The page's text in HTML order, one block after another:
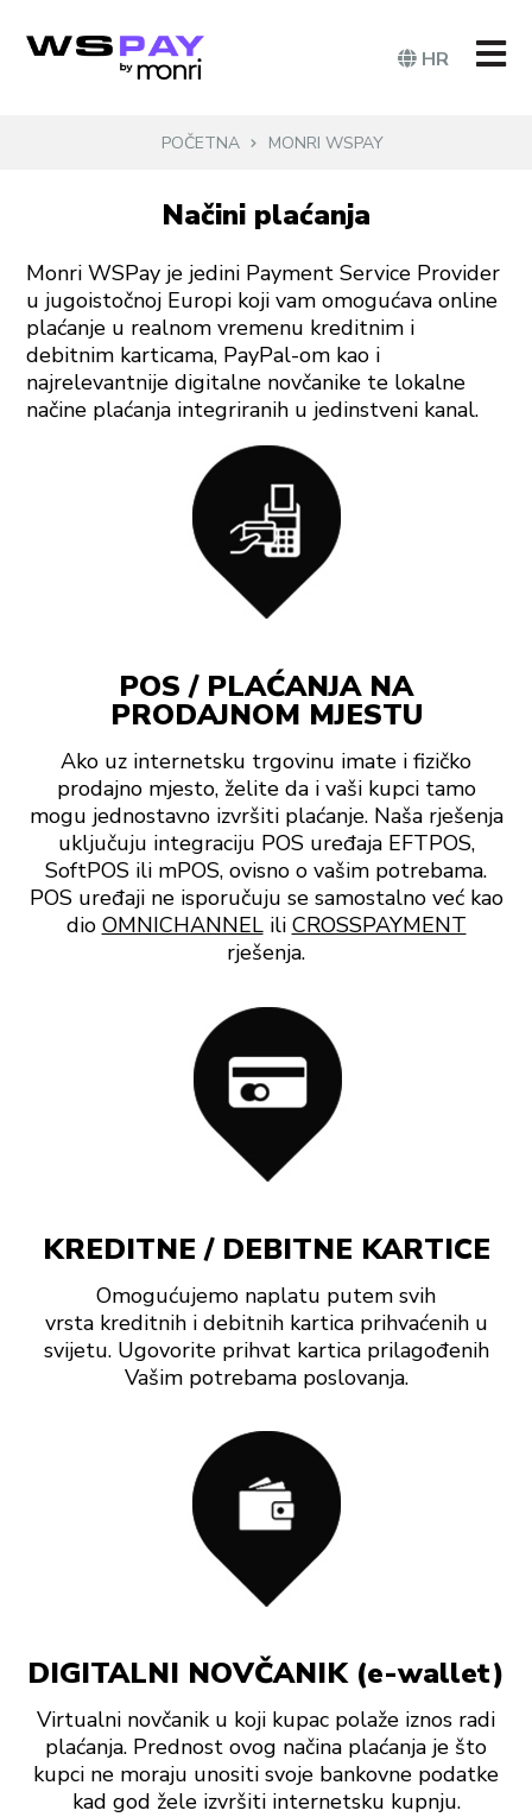
HR
POČETNA MONRI WSPAY
Načini plaćanja
Monri WSPay je jedini Payment Service Provider
u jugoistočnoj Europi koji vam omogućava online
plaćanje u realnom vremenu kreditnim i
debitnim karticama, PayPal-om kao i
najrelevantnije digitalne novčanike te lokalne
načine plaćanja integriranih u jedinstveni kanal.
POS / PLAĆANJA NA
PRODAJNOM MJESTU
Ako uz internetsku trgovinu imate i fizičko
prodajno mjesto, želite da i vaši kupci tamo
mogu jednostavno izvršiti plaćanje. Naša rješenja
uključuju integraciju POS uređaja EFTPOS,
SoftPOS ili mPOS, ovisno o vašim potrebama.
POS uređaji ne isporučuju se samostalno već kao
dio OMNICHANNELili CROSSPAYMENT
rješenja.
KREDITNE / DEBITNE KARTICE
Omogućujemo naplatu putem svih
vrsta kreditnih i debitnih kartica prihvaćenih u
svijetu. Ugovorite prihvat kartica prilagođenih
Vašim potrebama poslovanja.
DIGITALNI NOVČANIK (e-wallet)
Virtualni novčanik u koji kupac polaže iznos radi
plaćanja. Prednost ovog načina plaćanja je što
kupci ne moraju unositi svoje bankovne podatke
kad god žele izvršiti internetsku kupnju.